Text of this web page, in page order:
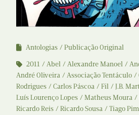
Antologias
Publicação Original
2011
Abel Alexandre Manoel
André Oliveira
Associação Tentáculo
Rodrigues
Carlos Páscoa Fil J.B.
Luís Lourenço Lopes
Matheus Moura
Ricardo Reis
Ricardo Sousa Tiago